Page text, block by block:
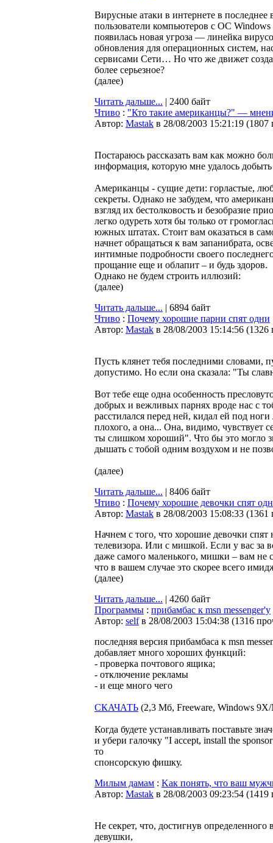
Вирусные атаки в интернете в
пользователи компьютеров с OC
появилась новая угроза — линейка
обновления для операционных систем,
сервисами Сети… Но что же движет
более серьезное?
(далее)
Читать дальше... | 2400 байт
Чтиво : "Кто такие американцы?" —
Автор: Мastak в 28/08/2003 15:21:19 (1807
Постараюсь рассказать вам как можно
информация, которую мне удалось
Американцы - сущие дети: горластые,
секреты. Однако не забудем, что
взгляд их бестолковость и безобразие
легко одуреть хотя бы только от
южных штатах. Стоит вам оказаться в
начнет обращаться к вам запанибрата,
интимные подробности своего
прощание еще и облапит – и будь здоров.
Однако не будем строить иллюзий:
(далее)
Читать дальше... | 6894 байт
Чтиво : Почему хорошие парни спят одни
Автор: Мastak в 28/08/2003 15:14:56 (1326
Пусть клянет тебя последними словами,
допустимо. Но если она сказала: "Ты
Вот тебе еще одна особенность
добрых и вежливых парнях вроде нас с
расстилался перед ней, кидал ей под
плохого, а она... Она, видимо, чувствует
ты слишком хороший". Что бы это могло
дышать с тобой одним воздухом и не
(далее)
Читать дальше... | 8406 байт
Чтиво : Почему хорошие девочки спят
Автор: Мastak в 28/08/2003 15:08:33 (1361
Начнем с того, что хорошие девочки
телевизора. Или с мишкой. Если у вас за
даже самого маленького, мишки – вам не
что в вашем случае это скорее всего
(далее)
Читать дальше... | 4260 байт
Программы : прибамбас к msn messenger'у
Автор: self в 28/08/2003 15:04:38 (1316
последняя версия прибамбаса к msn
добавляет много хороших функций:
- проверка почтового ящика;
- отключение рекламы
- и еще много чего
СКАЧАТЬ (2,3 Мб, Freeware, Windows
Когда будете устанавливать поставьте
и убери галочку "I accept, install the
то
спонсорскую фишку.
Милым дамам : Kак понять, что ваш
Автор: Мastak в 28/08/2003 09:23:54 (1419
Не секрет, что, достигнув определенного
девушки,